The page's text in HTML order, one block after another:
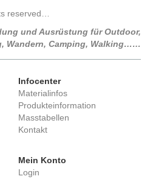
reserved…
und Ausrüstung für Outdoor,
Wandern, Camping, Walking……
Infocenter
Materialinfos
Produkteinformation
Masstabellen
Kontakt
Mein Konto
Login